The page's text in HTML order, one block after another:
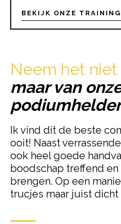
BEKIJK ONZE
Neem het niet
maar van
Ik vind dit de beste
ooit! Naast
ook heel goede
boodschap treffend
brengen. Op een
trucjes maar juist